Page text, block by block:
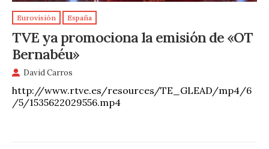
Eurovisión España
TVE ya promociona la emisión de «OT
Bernabéu»
David Carros
http://www.rtve.es/resources/TE_GLEAD/mp4/6
/5/1535622029556.mp4